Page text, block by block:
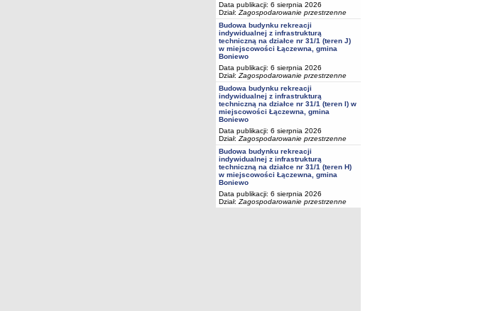
Data publikacji: 6 sierpnia 2026
Dział: Zagospodarowanie przestrzenne
Budowa budynku rekreacji
indywidualnej z infrastrukturą
techniczną na działce nr 31/1 (teren J)
w miejscowości Łączewna, gmina
Boniewo
Data publikacji: 6 sierpnia 2026
Dział: Zagospodarowanie przestrzenne
Budowa budynku rekreacji
indywidualnej z infrastrukturą
techniczną na działce nr 31/1 (teren I) w
miejscowości Łączewna, gmina
Boniewo
Data publikacji: 6 sierpnia 2026
Dział: Zagospodarowanie przestrzenne
Budowa budynku rekreacji
indywidualnej z infrastrukturą
techniczną na działce nr 31/1 (teren H)
w miejscowości Łączewna, gmina
Boniewo
Data publikacji: 6 sierpnia 2026
Dział: Zagospodarowanie przestrzenne